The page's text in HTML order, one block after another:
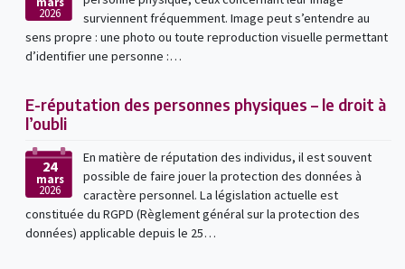
2026
surviennent fréquemment. Image peut s’entendre au
sens propre : une photo ou toute reproduction visuelle permettant
d’identifier une personne :…
E-réputation des personnes physiques – le droit à
l’oubli
24
mars
2026
En matière de réputation des individus, il est souvent
possible de faire jouer la protection des données à
caractère personnel. La législation actuelle est
constituée du RGPD (Règlement général sur la protection des
données) applicable depuis le 25…